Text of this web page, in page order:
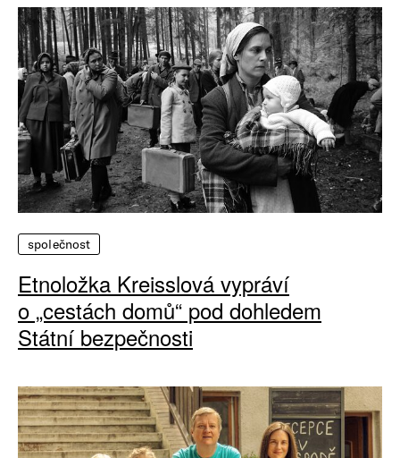
společnost
Etnoložka Kreisslová vypráví
o „cestách domů“ pod dohledem
Státní bezpečnosti